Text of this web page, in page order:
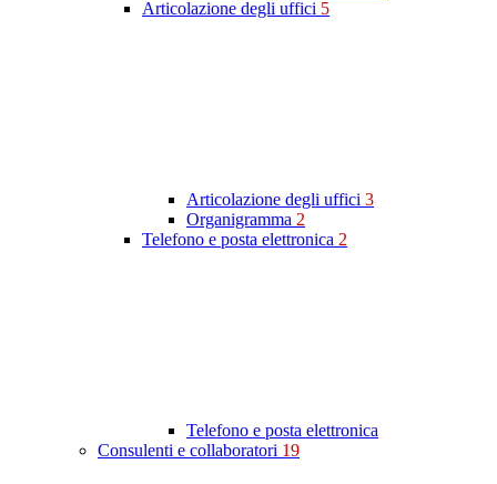
Articolazione degli uffici 5
Articolazione degli uffici 3
Organigramma 2
Telefono e posta elettronica 2
Telefono e posta elettronica
Consulenti e collaboratori 19